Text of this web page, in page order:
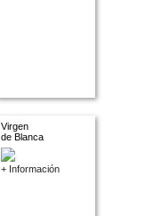
Virgen
de Blanca
+ Información